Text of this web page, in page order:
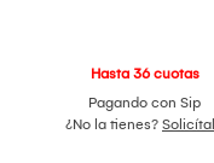
Hasta 36 cuotas
Pagando con Sip
¿No la tienes?